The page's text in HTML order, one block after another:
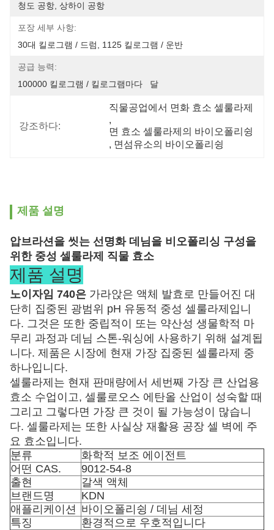
청도 공항, 상하이 공항
포장 세부 사항:
30대 킬로그램 / 드럼, 1125 킬로그램 / 운반
공급 능력:
100000 킬로그램 / 킬로그램마다   달
강조하다:
직물공업에서 면화 효소 셀룰라제
,
면 효소 셀룰라제의 바이오폴리슁
, 면섬유소의 바이오폴리슁
제품 설명
압브라션을 씻는 선명화 데님을 비오폴리싱 구성을
위한 중성 셀룰라제 직물 효소
제품 설명
노이자임 740은 가라앉은 액체 발효로 만들어진 대
단히 집중된 광범위 pH 유동적 중성 셀룰라제입니
다. 그것은 또한 중립적이 또는 약산성 생물학적 마
무리 과정과 데님 스톤-워싱에 사용하기 위해 설계됩
니다. 제품은 시장에 현재 가장 집중된 셀룰라제 중
하나입니다.
셀룰라제는 현재 판매량에서 세번째 가장 큰 산업용
효소 수업이고, 셀룰로오스 에탄올 산업이 성숙할 때
그리고 그렇다면 가장 큰 것이 될 가능성이 많습니
다. 셀룰라제는 또한 사실상 재활용 공장 셀 벽에 주
요 효소입니다.
분류
화학적 보조 에이전트
어떤 CAS.
9012-54-8
출현
갈색 액체
브랜드명
KDN
애플리케이션 바이오폴리슁 / 데님 세정
특징
환경적으로 우호적입니다